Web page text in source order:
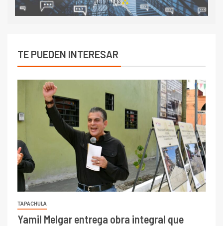
TE PUEDEN INTERESAR
TAPACHULA
Yamil Melgar entrega obra integral que